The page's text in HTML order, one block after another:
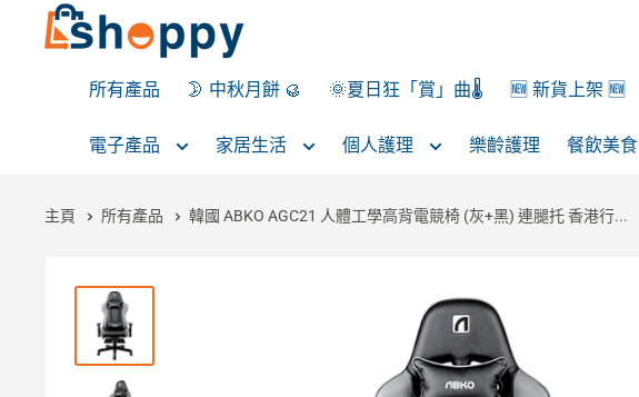
所有產品 🌛 中秋月餅 🥮 🌞夏日狂「賞」曲🌡️ 🆕 新貨上架 🆕
電子產品 家居生活 個人護理 樂齡護理 餐飲美食
主頁 所有產品 韓國 ABKO AGC21 人體工學高背電競椅 (灰+黑) 連腿托 香港行...